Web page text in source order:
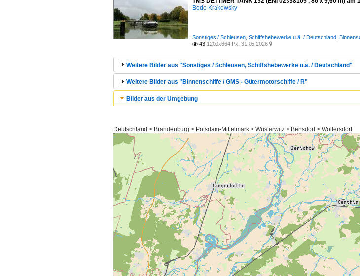
Bodo Krakowsky
Sonstiges / Schleusen, Schiffshebewerke u.ä. / Deutschland
 43 1200x664 Px, 31.05.2026 
Weitere Bilder aus "Sonstiges / Schleusen, Schiffshebewerke u.ä. / Deutschland"
Weitere Bilder aus "Binnenschiffe / GMS - Gütermotorschiffe / R"
Bilder aus der Umgebung
Deutschland > Brandenburg > Potsdam-Mittelmark > Wusterwitz > Bensdorf > Woltersdorf